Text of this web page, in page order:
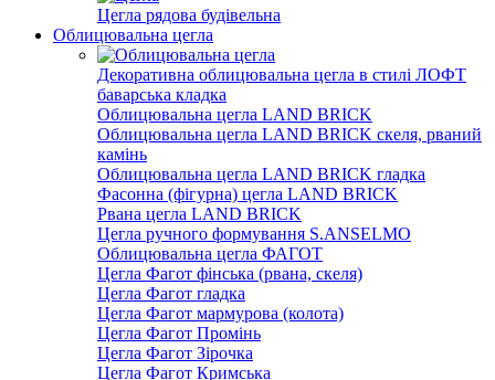
Цегла рядова будівельна
Облицювальна цегла
Декоративна облицювальна цегла в стилі ЛОФТ
баварська кладка
Облицювальна цегла LAND BRICK
Облицювальна цегла LAND BRICK скеля, рваний
камінь
Облицювальна цегла LAND BRICK гладка
Фасонна (фігурна) цегла LAND BRICK
Рвана цегла LAND BRICK
Цегла ручного формування S.ANSELMO
Облицювальна цегла ФАГОТ
Цегла Фагот фінська (рвана, скеля)
Цегла Фагот гладка
Цегла Фагот мармурова (колота)
Цегла Фагот Промінь
Цегла Фагот Зірочка
Цегла Фагот Кримська